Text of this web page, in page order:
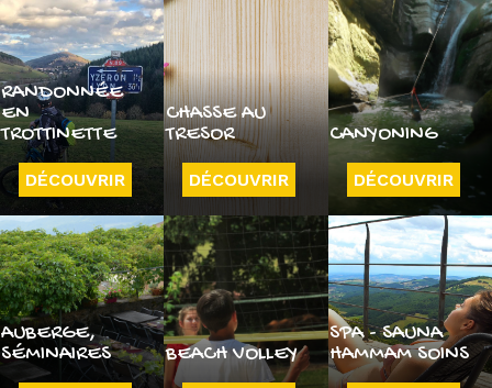
RANDONNÉE
EN
TROTTINETTE
DÉCOUVRIR
CHASSE AU
TRESOR
DÉCOUVRIR
CANYONING
DÉCOUVRIR
AUBERGE,
SÉMINAIRES
BEACH VOLLEY
SPA - SAUNA
HAMMAM SOINS